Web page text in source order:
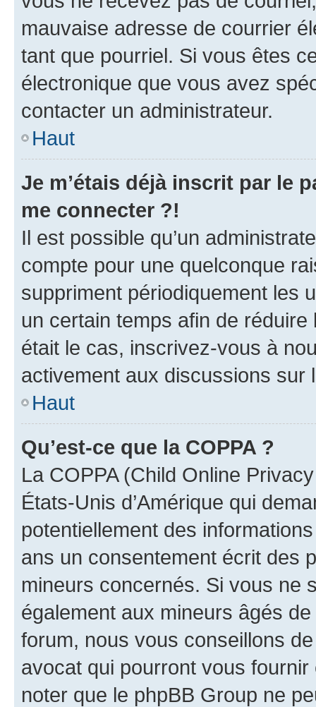
mauvaise adresse de courrier
tant que pourriel. Si vous êtes
électronique que vous avez
contacter un administrateur.
Haut
Je m’étais déjà inscrit par le
me connecter ?!
Il est possible qu’un
compte pour une quelconque
suppriment périodiquement les
un certain temps afin de
était le cas, inscrivez-vous à
activement aux discussions sur
Haut
Qu’est-ce que la COPPA ?
La COPPA (Child Online
États-Unis d’Amérique qui
potentiellement des
ans un consentement écrit des
mineurs concernés. Si vous ne
également aux mineurs âgés
forum, nous vous conseillons
avocat qui pourront vous
noter que le phpBB Group ne